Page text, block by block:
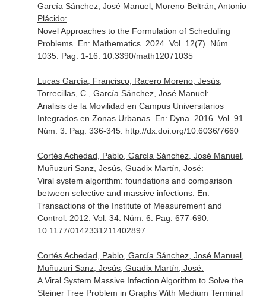
García Sánchez, José Manuel, Moreno Beltrán, Antonio
Plácido:
Novel Approaches to the Formulation of Scheduling
Problems. En: Mathematics. 2024. Vol. 12(7). Núm.
1035. Pag. 1-16. 10.3390/math12071035
Lucas García, Francisco, Racero Moreno, Jesús,
Torrecillas, C., García Sánchez, José Manuel:
Analisis de la Movilidad en Campus Universitarios
Integrados en Zonas Urbanas. En: Dyna . 2016. Vol. 91.
Núm. 3. Pag. 336-345. http://dx.doi.org/10.6036/7660
Cortés Achedad, Pablo, García Sánchez, José Manuel,
Muñuzuri Sanz, Jesús, Guadix Martín, José:
Viral system algorithm: foundations and comparison
between selective and massive infections. En:
Transactions of the Institute of Measurement and
Control. 2012. Vol. 34. Núm. 6. Pag. 677-690.
10.1177/0142331211402897
Cortés Achedad, Pablo, García Sánchez, José Manuel,
Muñuzuri Sanz, Jesús, Guadix Martín, José:
A Viral System Massive Infection Algorithm to Solve the
Steiner Tree Problem in Graphs With Medium Terminal